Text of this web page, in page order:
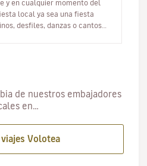
y en cualquier momento del
local ya sea una fiesta
desfiles, danzas o cantos
de nuestros embajadores
en…
viajes Volotea